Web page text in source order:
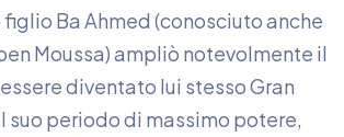
figlio Ba Ahmed (conosciuto anche
Moussa) ampliò notevolmente il
diventato lui stesso Gran
suo periodo di massimo potere,